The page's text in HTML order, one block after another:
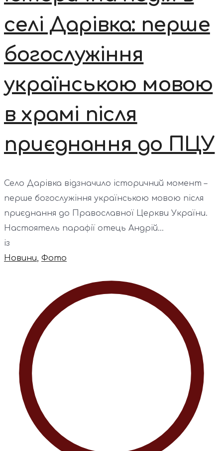
селі Дарівка: перше
богослужіння
українською мовою
в храмі після
приєднання до ПЦУ
Село Дарівка відзначило історичний момент –
перше богослужіння українською мовою після
приєднання до Православної Церкви України.
Настоятель парафії отець Андрій...
із
Новини, Фото